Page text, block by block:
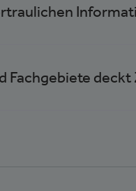
Fachgebiete deckt